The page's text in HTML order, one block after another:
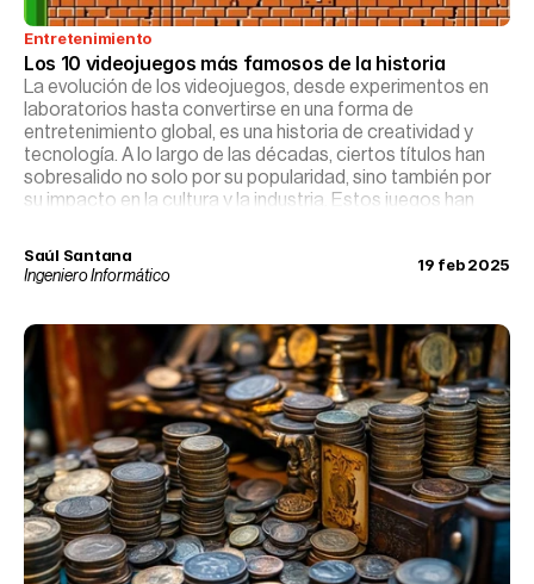
Entretenimiento
Los 10 videojuegos más famosos de la historia
La evolución de los videojuegos, desde experimentos en
laboratorios hasta convertirse en una forma de
entretenimiento global, es una historia de creatividad y
tecnología. A lo largo de las décadas, ciertos títulos han
sobresalido no solo por su popularidad, sino también por
su impacto en la cultura y la industria. Estos juegos han
convertirse en iconos culturales, influenciando a
generaciones y definiendo la evolución de los videojuegos.
Saúl Santana
Ingeniero Informático
19 feb 2025